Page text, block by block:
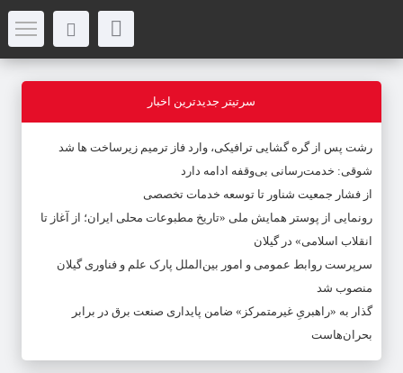
سرتیتر جدیدترین اخبار
رشت پس از گره گشایی ترافیکی، وارد فاز ترمیم زیرساخت ها شد
شوقی: خدمت‌رسانی بی‌وقفه ادامه دارد
از فشار جمعیت شناور تا توسعه خدمات تخصصی
رونمایی از پوستر همایش ملی «تاریخ مطبوعات محلی ایران؛ از آغاز تا
انقلاب اسلامی» در گیلان
سرپرست روابط عمومی و امور بین‌الملل پارک علم و فناوری گیلان
منصوب شد
گذار به «راهبریِ غیرمتمرکز» ضامن پایداری صنعت برق در برابر
بحران‌هاست